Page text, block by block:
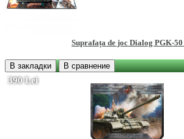
Suprafața de joc Dialog PGK-
В закладки В сравнение
390 Lei